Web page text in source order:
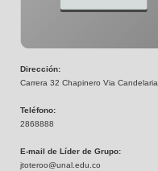
Dirección:
Carrera 32 Chapinero Via Candelaria
Teléfono:
2868888
E-mail de Líder de Grupo:
jtoteroo@unal.edu.co